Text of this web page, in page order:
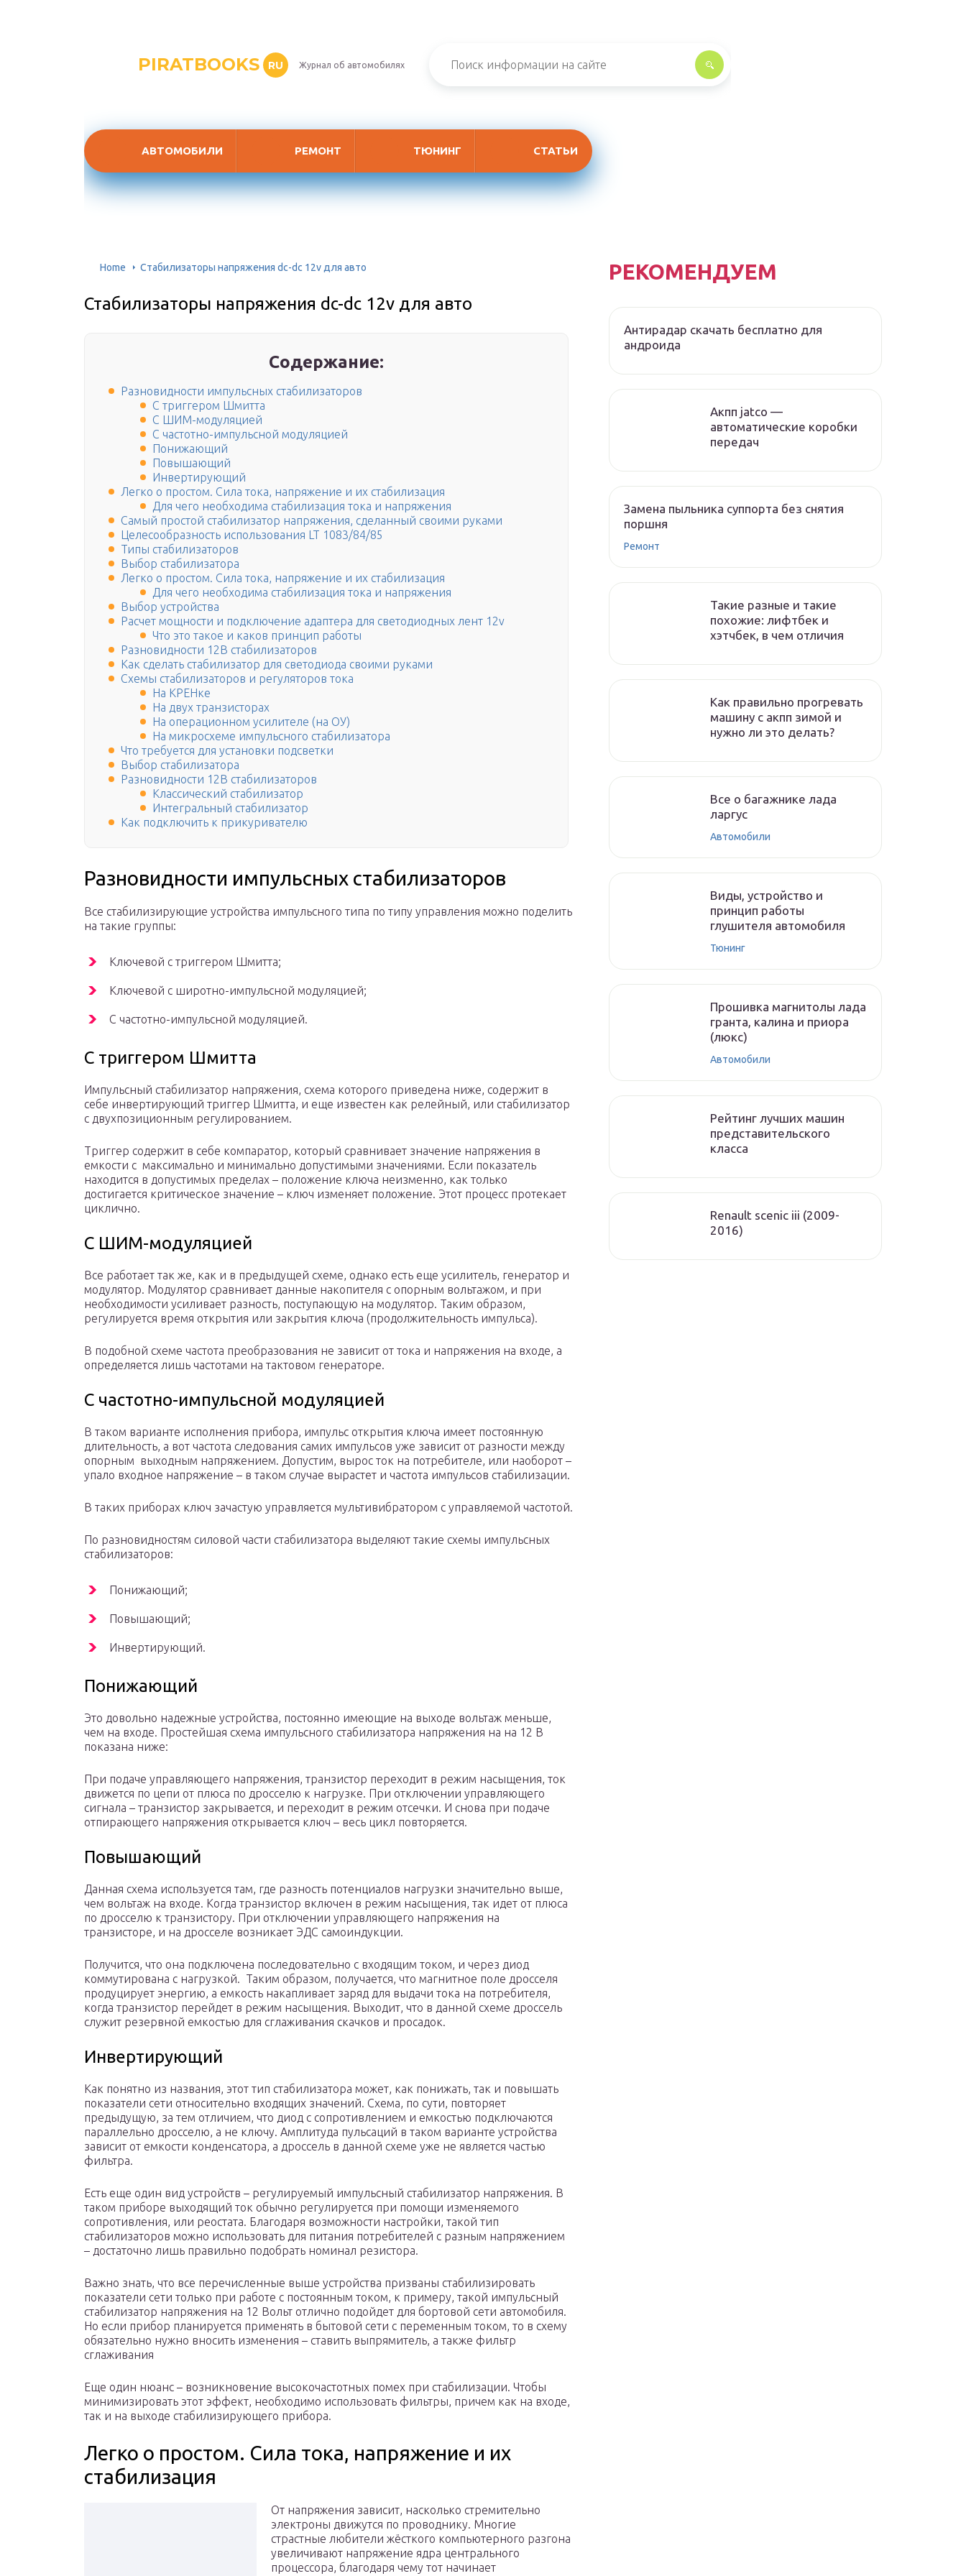
PIRATBOOKS RU Журнал об автомобилях
АВТОМОБИЛИ РЕМОНТ ТЮНИНГ СТАТЬИ
Home Стабилизаторы напряжения dc-dc 12v для авто
Стабилизаторы напряжения dc-dc 12v для авто
Содержание:
Разновидности импульсных стабилизаторов
С триггером Шмитта
С ШИМ-модуляцией
С частотно-импульсной модуляцией
Понижающий
Повышающий
Инвертирующий
Легко о простом. Сила тока, напряжение и их стабилизация
Для чего необходима стабилизация тока и напряжения
Самый простой стабилизатор напряжения, сделанный своими руками
Целесообразность использования LT 1083/84/85
Типы стабилизаторов
Выбор стабилизатора
Легко о простом. Сила тока, напряжение и их стабилизация
Для чего необходима стабилизация тока и напряжения
Выбор устройства
Расчет мощности и подключение адаптера для светодиодных лент 12v
Что это такое и каков принцип работы
Разновидности 12В стабилизаторов
Как сделать стабилизатор для светодиода своими руками
Схемы стабилизаторов и регуляторов тока
На КРЕНке
На двух транзисторах
На операционном усилителе (на ОУ)
На микросхеме импульсного стабилизатора
Что требуется для установки подсветки
Выбор стабилизатора
Разновидности 12В стабилизаторов
Классический стабилизатор
Интегральный стабилизатор
Как подключить к прикуривателю
Разновидности импульсных стабилизаторов
Все стабилизирующие устройства импульсного типа по типу управления можно поделить
на такие группы:
Ключевой с триггером Шмитта;
Ключевой с широтно-импульсной модуляцией;
С частотно-импульсной модуляцией.
С триггером Шмитта
Импульсный стабилизатор напряжения, схема которого приведена ниже, содержит в
себе инвертирующий триггер Шмитта, и еще известен как релейный, или стабилизатор
с двухпозиционным регулированием.
Триггер содержит в себе компаратор, который сравнивает значение напряжения в
емкости с максимально и минимально допустимыми значениями. Если показатель
находится в допустимых пределах – положение ключа неизменно, как только
достигается критическое значение – ключ изменяет положение. Этот процесс протекает
циклично.
С ШИМ-модуляцией
Все работает так же, как и в предыдущей схеме, однако есть еще усилитель, генератор и
модулятор. Модулятор сравнивает данные накопителя с опорным вольтажом, и при
необходимости усиливает разность, поступающую на модулятор. Таким образом,
регулируется время открытия или закрытия ключа (продолжительность импульса).
В подобной схеме частота преобразования не зависит от тока и напряжения на входе, а
определяется лишь частотами на тактовом генераторе.
С частотно-импульсной модуляцией
В таком варианте исполнения прибора, импульс открытия ключа имеет постоянную
длительность, а вот частота следования самих импульсов уже зависит от разности между
опорным выходным напряжением. Допустим, вырос ток на потребителе, или наоборот –
упало входное напряжение – в таком случае вырастет и частота импульсов стабилизации.
В таких приборах ключ зачастую управляется мультивибратором с управляемой частотой.
По разновидностям силовой части стабилизатора выделяют такие схемы импульсных
стабилизаторов:
Понижающий;
Повышающий;
Инвертирующий.
Понижающий
Это довольно надежные устройства, постоянно имеющие на выходе вольтаж меньше,
чем на входе. Простейшая схема импульсного стабилизатора напряжения на на 12 В
показана ниже:
При подаче управляющего напряжения, транзистор переходит в режим насыщения, ток
движется по цепи от плюса по дросселю к нагрузке. При отключении управляющего
сигнала – транзистор закрывается, и переходит в режим отсечки. И снова при подаче
отпирающего напряжения открывается ключ – весь цикл повторяется.
Повышающий
Данная схема используется там, где разность потенциалов нагрузки значительно выше,
чем вольтаж на входе. Когда транзистор включен в режим насыщения, так идет от плюса
по дросселю к транзистору. При отключении управляющего напряжения на
транзисторе, и на дросселе возникает ЭДС самоиндукции.
Получится, что она подключена последовательно с входящим током, и через диод
коммутирована с нагрузкой. Таким образом, получается, что магнитное поле дросселя
продуцирует энергию, а емкость накапливает заряд для выдачи тока на потребителя,
когда транзистор перейдет в режим насыщения. Выходит, что в данной схеме дроссель
служит резервной емкостью для сглаживания скачков и просадок.
Инвертирующий
Как понятно из названия, этот тип стабилизатора может, как понижать, так и повышать
показатели сети относительно входящих значений. Схема, по сути, повторяет
предыдущую, за тем отличием, что диод с сопротивлением и емкостью подключаются
параллельно дросселю, а не ключу. Амплитуда пульсаций в таком варианте устройства
зависит от емкости конденсатора, а дроссель в данной схеме уже не является частью
фильтра.
Есть еще один вид устройств – регулируемый импульсный стабилизатор напряжения. В
таком приборе выходящий ток обычно регулируется при помощи изменяемого
сопротивления, или реостата. Благодаря возможности настройки, такой тип
стабилизаторов можно использовать для питания потребителей с разным напряжением
– достаточно лишь правильно подобрать номинал резистора.
Важно знать, что все перечисленные выше устройства призваны стабилизировать
показатели сети только при работе с постоянным током, к примеру, такой импульсный
стабилизатор напряжения на 12 Вольт отлично подойдет для бортовой сети автомобиля.
Но если прибор планируется применять в бытовой сети с переменным током, то в схему
обязательно нужно вносить изменения – ставить выпрямитель, а также фильтр
сглаживания
Еще один нюанс – возникновение высокочастотных помех при стабилизации. Чтобы
минимизировать этот эффект, необходимо использовать фильтры, причем как на входе,
так и на выходе стабилизирующего прибора.
Легко о простом. Сила тока, напряжение и их
стабилизация
От напряжения зависит, насколько стремительно
электроны движутся по проводнику. Многие
страстные любители жёсткого компьютерного разгона
увеличивают напряжение ядра центрального
процессора, благодаря чему тот начинает
РЕКОМЕНДУЕМ
Антирадар скачать бесплатно для
андроида
Акпп jatco —
автоматические коробки
передач
Замена пыльника суппорта без снятия
поршня
Ремонт
Такие разные и такие
похожие: лифтбек и
хэтчбек, в чем отличия
Как правильно прогревать
машину с акпп зимой и
нужно ли это делать?
Все о багажнике лада
ларгус
Автомобили
Виды, устройство и
принцип работы
глушителя автомобиля
Тюнинг
Прошивка магнитолы лада
гранта, калина и приора
(люкс)
Автомобили
Рейтинг лучших машин
представительского
класса
Renault scenic iii (2009-
2016)